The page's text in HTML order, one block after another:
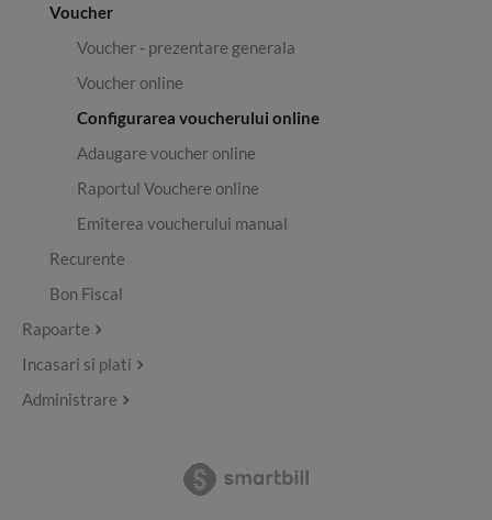
Voucher
Voucher - prezentare generala
Voucher online
Configurarea voucherului online
Adaugare voucher online
Raportul Vouchere online
Emiterea voucherului manual
Recurente
Bon Fiscal
Rapoarte
Incasari si plati
Administrare